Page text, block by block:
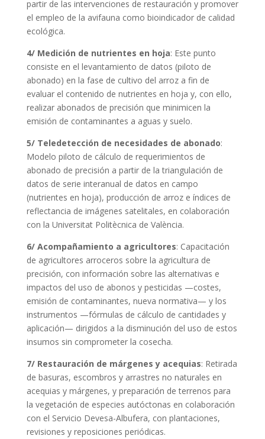
partir de las intervenciones de restauración y promover
el empleo de la avifauna como bioindicador de calidad
ecológica.
4/ Medición de nutrientes en hoja: Este punto
consiste en el levantamiento de datos (piloto de
abonado) en la fase de cultivo del arroz a fin de
evaluar el contenido de nutrientes en hoja y, con ello,
realizar abonados de precisión que minimicen la
emisión de contaminantes a aguas y suelo.
5/ Teledetección de necesidades de abonado:
Modelo piloto de cálculo de requerimientos de
abonado de precisión a partir de la triangulación de
datos de serie interanual de datos en campo
(nutrientes en hoja), producción de arroz e índices de
reflectancia de imágenes satelitales, en colaboración
con la Universitat Politècnica de València.
6/ Acompañamiento a agricultores: Capacitación
de agricultores arroceros sobre la agricultura de
precisión, con información sobre las alternativas e
impactos del uso de abonos y pesticidas —costes,
emisión de contaminantes, nueva normativa— y los
instrumentos —fórmulas de cálculo de cantidades y
aplicación— dirigidos a la disminución del uso de estos
insumos sin comprometer la cosecha.
7/ Restauración de márgenes y acequias: Retirada
de basuras, escombros y arrastres no naturales en
acequias y márgenes, y preparación de terrenos para
la vegetación de especies autóctonas en colaboración
con el Servicio Devesa-Albufera, con plantaciones,
revisiones y reposiciones periódicas.